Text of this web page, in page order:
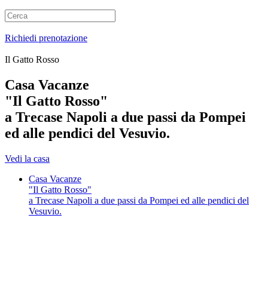
Richiedi prenotazione
Il Gatto Rosso
Casa Vacanze
"Il Gatto Rosso"
a Trecase Napoli a due passi da Pompei
ed alle pendici del Vesuvio.
Vedi la casa
Casa Vacanze
"Il Gatto Rosso"
a Trecase Napoli a due passi da Pompei ed alle pendici del
Vesuvio.